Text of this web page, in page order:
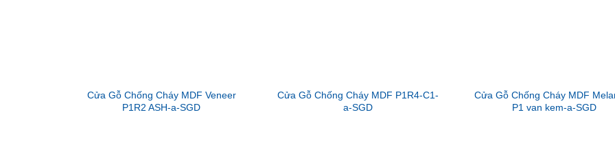
Cửa Gỗ Chống Cháy MDF Veneer
P1R2 ASH-a-SGD
Cửa Gỗ Chống Cháy MDF P1R4-C1-
a-SGD
Cửa Gỗ Chống Cháy MDF
P1 van kem-a-SGD